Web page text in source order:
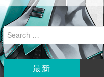
Search
for:
最新